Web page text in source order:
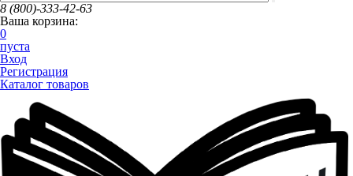
8 (800)-333-42-63
Ваша корзина:
0
пуста
Вход
Регистрация
Каталог товаров